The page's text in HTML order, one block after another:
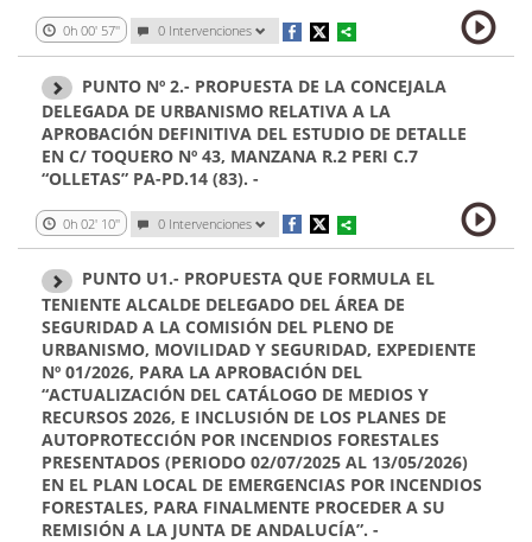
0h 00' 57'' 0 Intervenciones
PUNTO Nº 2.- PROPUESTA DE LA CONCEJALA
DELEGADA DE URBANISMO RELATIVA A LA
APROBACIÓN DEFINITIVA DEL ESTUDIO DE DETALLE
EN C/ TOQUERO Nº 43, MANZANA R.2 PERI C.7
“OLLETAS” PA-PD.14 (83). -
0h 02' 10'' 0 Intervenciones
PUNTO U1.- PROPUESTA QUE FORMULA EL
TENIENTE ALCALDE DELEGADO DEL ÁREA DE
SEGURIDAD A LA COMISIÓN DEL PLENO DE
URBANISMO, MOVILIDAD Y SEGURIDAD, EXPEDIENTE
Nº 01/2026, PARA LA APROBACIÓN DEL
“ACTUALIZACIÓN DEL CATÁLOGO DE MEDIOS Y
RECURSOS 2026, E INCLUSIÓN DE LOS PLANES DE
AUTOPROTECCIÓN POR INCENDIOS FORESTALES
PRESENTADOS (PERIODO 02/07/2025 AL 13/05/2026)
EN EL PLAN LOCAL DE EMERGENCIAS POR INCENDIOS
FORESTALES, PARA FINALMENTE PROCEDER A SU
REMISIÓN A LA JUNTA DE ANDALUCÍA”. -